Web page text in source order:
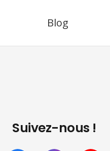
Blog
Suivez-nous !